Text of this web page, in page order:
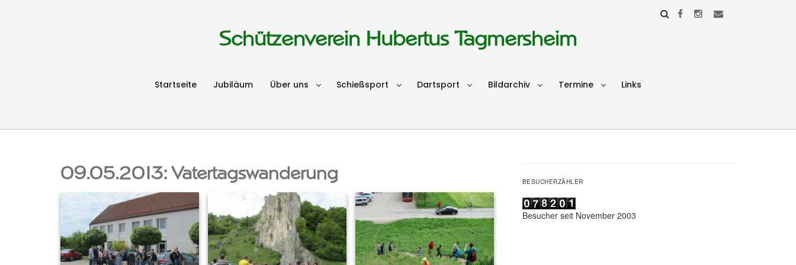
Schützenverein Hubertus Tagmersheim
Startseite Jubiläum Über uns Schießsport Dartsport Bildarchiv Termine Links
09.05.2013: Vatertagswanderung BESUCHERZÄHLER
Besucher seit November 2003